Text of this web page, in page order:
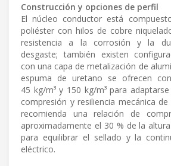
Construcción y opciones de perfil
El núcleo conductor está
poliéster con hilos de cobre
resistencia a la corrosión y la
desgaste; también existen
con una capa de metalización de
espuma de uretano se ofrecen
45 kg/m³ y 150 kg/m³ para
compresión y resiliencia mecánica de
recomienda una relación de
aproximadamente el 30 % de la
para equilibrar el sellado y la
eléctrico.